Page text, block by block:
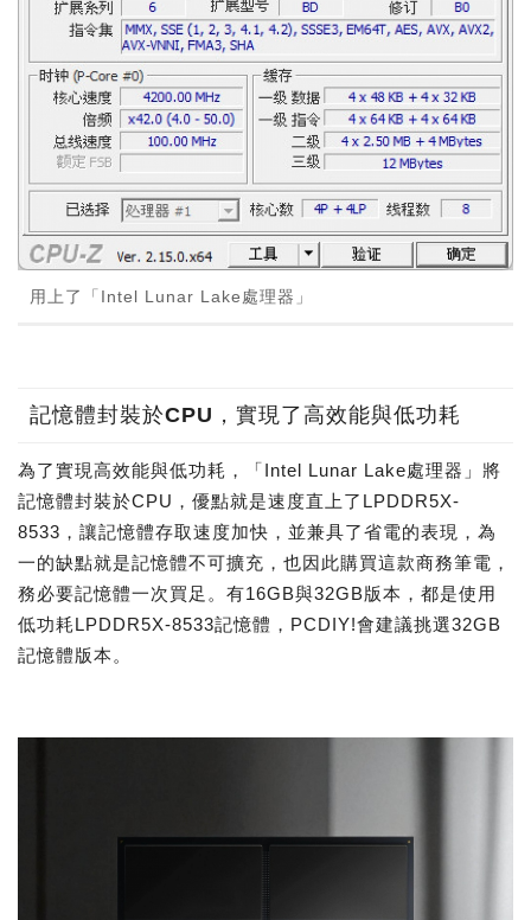
用上了「Intel Lunar Lake處理器」
記憶體封裝於CPU，實現了高效能與低功耗
為了實現高效能與低功耗，「Intel Lunar Lake處理器」將
記憶體封裝於CPU，優點就是速度直上了LPDDR5X-
8533，讓記憶體存取速度加快，並兼具了省電的表現，為
一的缺點就是記憶體不可擴充，也因此購買這款商務筆電，
務必要記憶體一次買足。有16GB與32GB版本，都是使用
低功耗LPDDR5X-8533記憶體，PCDIY!會建議挑選32GB
記憶體版本。